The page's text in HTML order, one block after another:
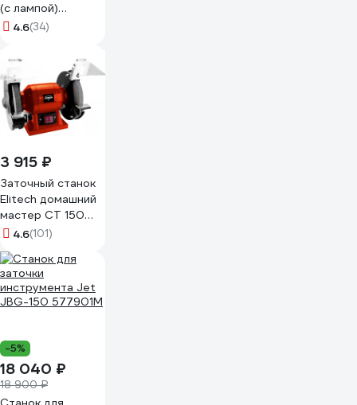
(с лампой)
21.01.118.061
4.6(34)
3 915 ₽
Заточный станок
Elitech домашний
мастер СТ 150
202432
4.6(101)
-5%
18 040 ₽
18 900 ₽